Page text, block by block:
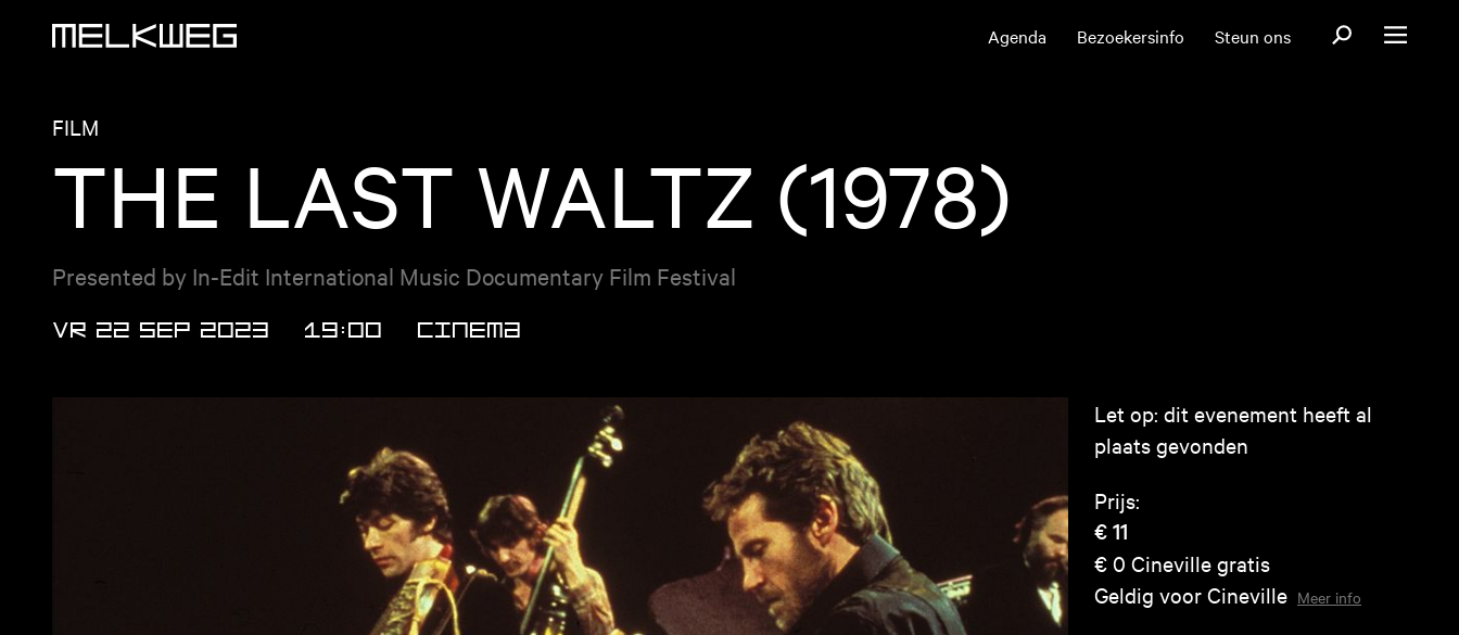
Agenda Bezoekersinfo Steun ons OpenOpen menu
FILM
THE LAST WALTZ (1978)
Presented by In-Edit International Music Documentary Film Festival
VR 22 SEP 2023 19:00 Cinema
Let op: dit evenement heeft al
plaats gevonden
Prijs:
€ 11
€ 0 Cineville gratis
Geldig voor Cineville Meer info